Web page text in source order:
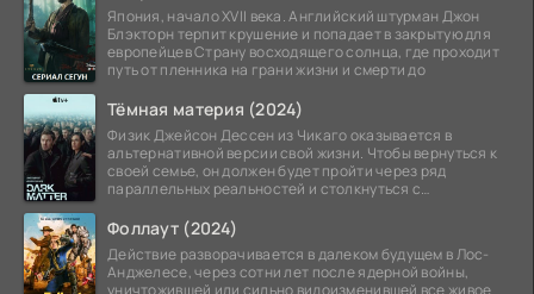
Япония, начало XVII века. Английский штурман Джон
Блэкторн терпит крушение и попадает в закрытую для
европейцев Страну восходящего солнца, где проходит
путь от пленника на грани жизни и смерти до
Тёмная материя (2024)
Физик Джейсон Дессен из Чикаго оказывается в
альтернативной версии свой жизни. Чтобы вернуться к
своей семье, он должен будет пройти через ряд
параллельных реальностей и столкнуться с
Фоллаут (2024)
Действие разворачивается в далеком будущем в Лос-
Анджелесе, через сотни лет после ядерной войны,